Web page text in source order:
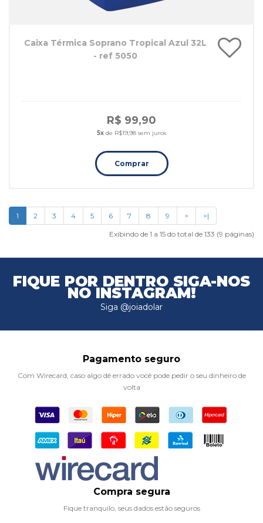
Caixa Térmica Soprano Tropical Azul 32L
- ref 5050
R$ 99,90
5x de R$19,98 sem juros
Comprar
1 2 3 4 5 6 7 8 9 > >|
Exibindo de 1 a 15 do total de 133 (9 páginas)
FIQUE POR DENTRO SIGA-NOS
NO INSTAGRAM!
Siga @joiadolar
Pagamento seguro
Com Wirecard, caso algo dê errado você pode pedir o seu dinheiro de
volta
Compra segura
Fique tranquilo, seus dados estão seguros